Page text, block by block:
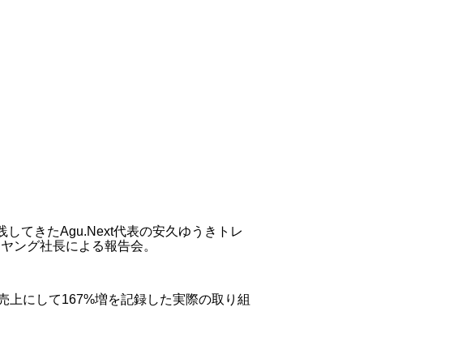
してきたAgu.Next代表の安久ゆうきトレ
ング社長による報告会。
上にして167%増を記録した実際の取り組